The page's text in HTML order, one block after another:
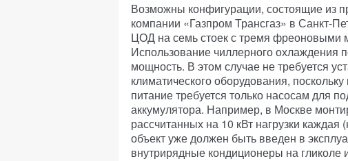
Возможны конфигурации, состоящие из
компании «Газпром Трансгаз» в Санкт-
ЦОД на семь стоек с тремя
Использование чиллерного охлаждения
мощность. В этом случае не требуется
климатического оборудования,
питание требуется только насосам для
аккумулятора. Например, в Москве
рассчитанных на 10 кВт нагрузки
объект уже должен быть введен в
внутрирядные кондиционеры на гликоле